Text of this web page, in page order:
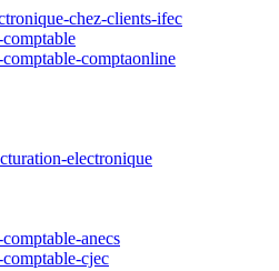
chez-clients-ifec
comptaonline
electronique
anecs
cjec